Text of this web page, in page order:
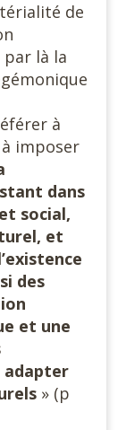
de
là la
à
imposer
dans
social,
et
des
et une
adapter
» (p